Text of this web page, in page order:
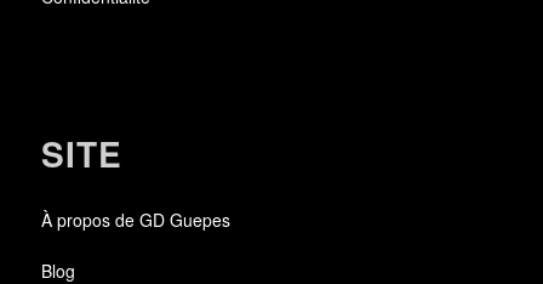
SITE
À propos de GD Guepes
Blog